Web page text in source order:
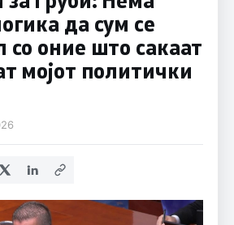
да сум се
со оние што сакаат
мојот политички